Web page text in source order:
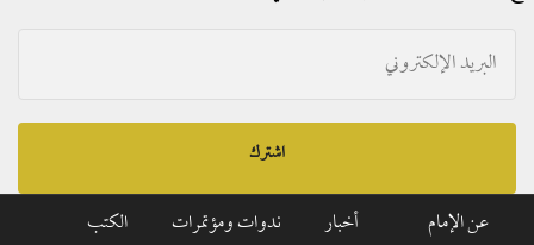
اشترك
عن الإمام أخبار ندوات ومؤتمرات الكتب